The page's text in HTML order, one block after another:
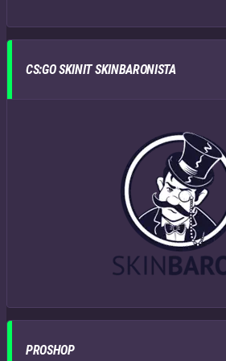
CS:GO SKINIT SKINBARONISTA
PROSHOP